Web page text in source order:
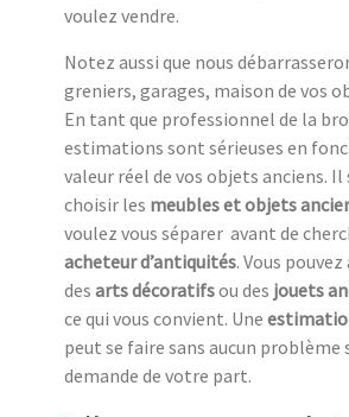
voulez vendre.
Notez aussi que nous
greniers, garages, maison de vos
En tant que professionnel de la
estimations sont sérieuses en
valeur réel de vos objets anciens. Il
choisir les meubles et objets
voulez vous séparer avant de
acheteur d’antiquités. Vous
des arts décoratifsou des jouets
ce qui vous convient. Une
peut se faire sans aucun problème
demande de votre part.